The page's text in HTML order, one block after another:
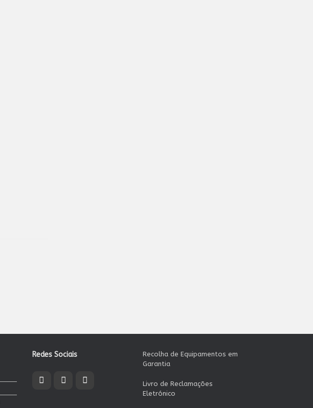
Redes Sociais
Recolha de Equipamentos em
Garantia
Livro de Reclamações
Eletrónico